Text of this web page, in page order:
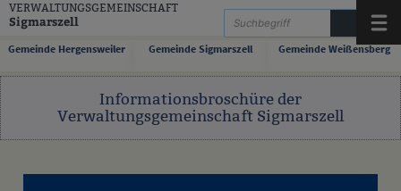
Zum Inhalt,zur Navigationoderzur Startseite springen.
VERWALTUNGSGEMEINSCHAFT
Sigmarszell
Gemeinde Hergensweiler Gemeinde Sigmarszell Gemeinde Weißensberg
Informationsbroschüre der
Verwaltungsgemeinschaft Sigmarszell